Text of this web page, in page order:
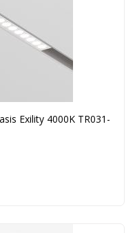
Exility 4000K TR031-